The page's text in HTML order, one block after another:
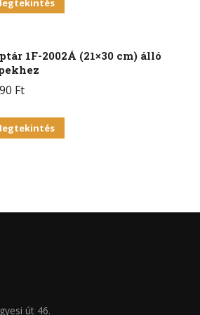
1F-2002Á (21×30 cm) álló
Ft
út 46.